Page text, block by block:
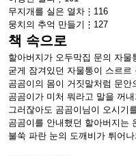
무지개를 실은 열차⋮116
뭉치의 추억 만들기⋮127
책 속으로
할아버지가 오두막집 문의 자
굳게 잠겨있던 자물통이 스르
곰곰이의 몸이 거짓말처럼 문안
곰곰이가 미처 뭐라고 말을 꺼
그러잖아도 곰곰이님이 오시기
곰곰이를 안내했던 할아버지는
불쑥 파란 눈의 도깨비가 튀어